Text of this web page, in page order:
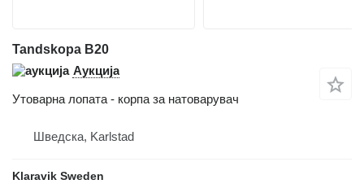
Tandskopa B20
Аукција
Утоварна лопата - корпа за натоварувач
Шведска, Karlstad
Klaravik Sweden